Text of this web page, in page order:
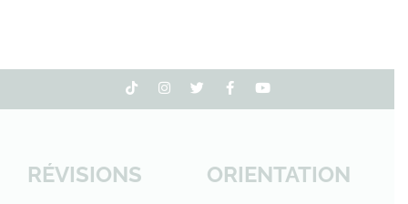
RÉVISIONS ORIENTATION